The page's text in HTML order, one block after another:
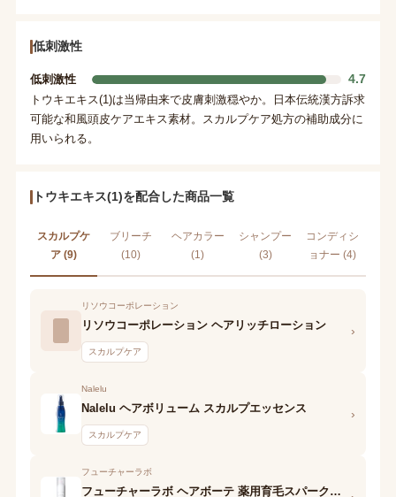
低刺激性
低刺激性 4.7
トウキエキス(1)は当帰由来で皮膚刺激穏やか。日本伝統漢方訴求
可能な和風頭皮ケアエキス素材。スカルプケア処方の補助成分に
用いられる。
トウキエキス(1)を配合した商品一覧
スカルプケ
ア (9)
ブリーチ
(10)
ヘアカラー
(1)
シャンプー
(3)
コンディシ
ョナー (4)
リソウコーポレーション
リソウコーポレーション ヘアリッチローション
スカルプケア
›
Nalelu
Nalelu ヘアボリューム スカルプエッセンス
スカルプケア
›
フューチャーラボ
フューチャーラボ ヘアボーテ 薬用育毛スパークリングエッセンスEX